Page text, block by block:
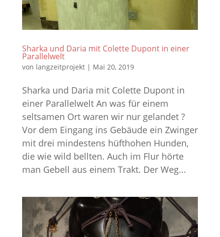
Sharka und Daria mit Colette Dupont in einer
Parallelwelt
von langzeitprojekt| Mai 20, 2019
Sharka und Daria mit Colette Dupont in
einer Parallelwelt An was für einem
seltsamen Ort waren wir nur gelandet ?
Vor dem Eingang ins Gebäude ein Zwinger
mit drei mindestens hüfthohen Hunden,
die wie wild bellten. Auch im Flur hörte
man Gebell aus einem Trakt. Der Weg...